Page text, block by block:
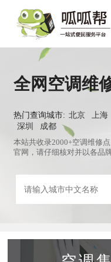
全网空调维
热门查询城市: 北京 上海
深圳
成都
本站共收录2000+空调维修
官网，请仔细核对并以各品